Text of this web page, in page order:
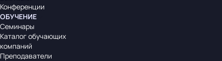
Конференции
ОБУЧЕНИЕ
Семинары
Каталог обучающих
компаний
Преподаватели